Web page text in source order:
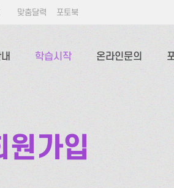
맞춤달력 포토북
학습시작 온라인문의
원가입